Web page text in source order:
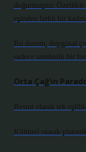
doğurmuştur. Özellikle
eşinden farklı bir
Bu durum, duygusal
sadece sembolik bir
Orta Çağ’ın
Resmi olarak tek eşlilik
Kültürel olarak